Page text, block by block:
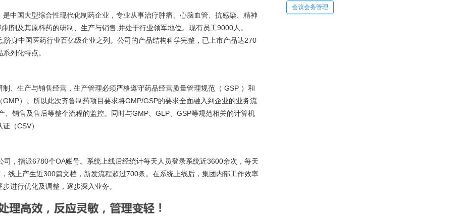
工作流引擎
电子签章
数据存证
高校办公
中国大型综合性现代化制药企业，专业从事治疗肿瘤、心脑血管、抗感染、精神
剂及其原料药的研制、生产与销售,并处于行业领军地位。现有员工9000人。
身中国医药行业百亿级企业之列。公司的产品结构科学完整，已上市产品达270
列化特点。
、生产与销售经营，生产管理必须严格遵守药品经营质量管理规范（ GSP ）和
GMP）。所以此次齐鲁制药项目要求将GMP/GSP的要求全面融入到企业的业务流
、销售及售后等整个流程的监控。同时与GMP、GLP、GSP等规范相关的计算机
（CSV）
司，指派6780个OA账号。系统上线后经统计每天人员登录系统近3600余次，每天
线上产生近300篇文档，新发流程超过700条。在系统上线后，集团内部工作效率
进行优化及调整，逐步深入业务。
会议会务管理